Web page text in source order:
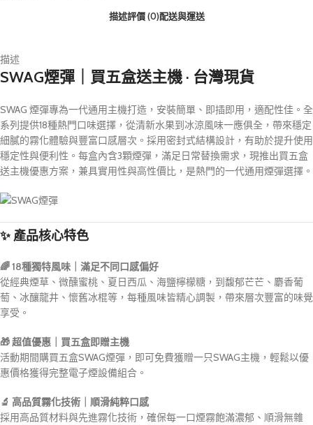
描述評價 (0)配送與運送
描述
SWAG煙彈｜買五盒送主機 · 台灣現貨
SWAG 煙彈專為一代通用主機打造，安裝簡單、即插即用，適配性佳。全
系列提供18種熱門口味選擇，從清新水果到冰涼風味一應俱全，帶來穩定
細膩的霧化體驗與豐富口感層次。採用密封式結構設計，有助於提升使用
穩定性與便利性。每盒內含3顆煙彈，滿足日常替換需求，現推出買五盒
送主機優惠方案，兼具實用性與高性價比，是熱門的一代通用煙彈選擇。
✨ 產品核心特色
🌈 18種獨特風味｜滿足不同口感偏好
從經典煙草、微醺蜜桃、夏日西瓜、海鹽檸檬糖，到馥郁芒芒、麝香葡
萄、冰釀龍井、懷舊冰棍等，每種風味皆精心調製，帶來層次豐富的味覺
享受。
🎁 超值優惠｜買五盒即贈主機
活動期間購買五盒SWAG煙彈，即可免費獲贈一只SWAG主機，輕鬆以優
惠價格獲得完整電子煙設備組合。
🔬 高品質霧化技術｜順滑純粹口感
採用高品質材料與先進霧化技術，確保每一口煙霧飽滿濃郁、順滑無雜